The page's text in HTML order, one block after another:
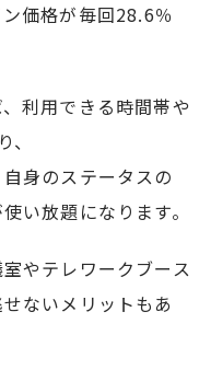
価格が毎回28.6％
利用できる時間帯や
身のステータスの
い放題になります。
やテレワークブース
ないメリットもあ